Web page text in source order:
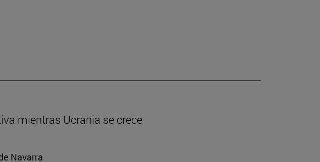
mientras Ucrania se crece
Navarra